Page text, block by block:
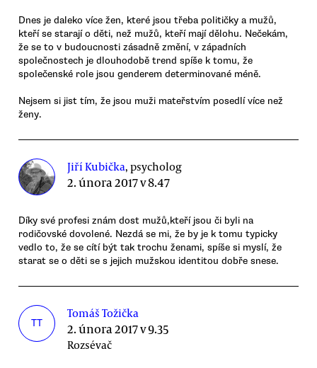
Dnes je daleko více žen, které jsou třeba političky a mužů,
kteří se starají o děti, než mužů, kteří mají dělohu. Nečekám,
že se to v budoucnosti zásadně změní, v západních
společnostech je dlouhodobě trend spíše k tomu, že
společenské role jsou genderem determinované méně.
Nejsem si jist tím, že jsou muži mateřstvím posedlí více než
ženy.
Jiří Kubička, psycholog
2. února 2017 v 8.47
Díky své profesi znám dost mužů,kteří jsou či byli na
rodičovské dovolené. Nezdá se mi, že by je k tomu typicky
vedlo to, že se cítí být tak trochu ženami, spíše si myslí, že
starat se o děti se s jejich mužskou identitou dobře snese.
TT
Tomáš Tožička
2. února 2017 v 9.35
Rozsévač